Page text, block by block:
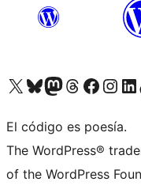
Visita nuestra cuenta de X (anteriormente Twitter)
Visita nuestra cuenta de Bluesky
Visita nuestra cuenta de Mastodon
Visita nuestra cuenta de Threads
Visita nuestra página
Visita Visita
El código es poesía.
The WordPress®
of the WordPress